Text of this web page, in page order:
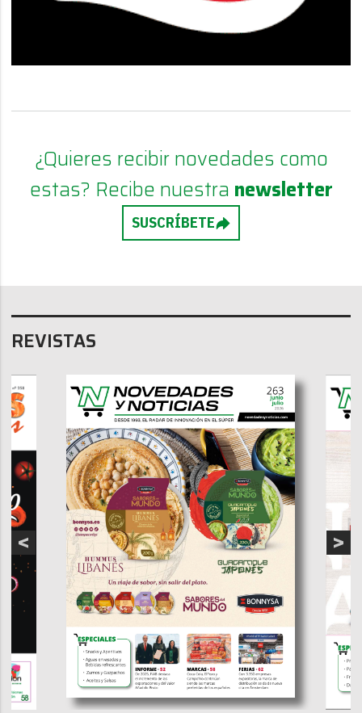
¿Quieres recibir novedades como
estas? Recibe nuestra newsletter
SUSCRÍBETE
REVISTAS